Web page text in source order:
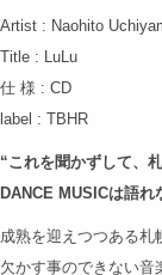
Artist : Naohito
Title : LuLu
仕 様 : CD
label : TBHR
“これを聞かずして、
DANCE MUSICは語れ
成熟を迎えつつある札
欠かす事のできない音